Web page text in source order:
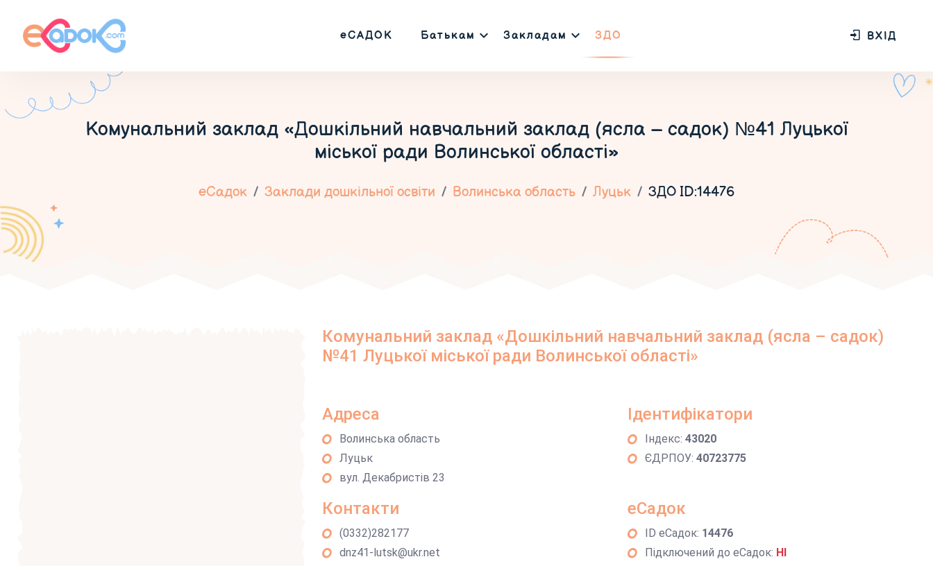
еСАДОК Батькам Закладам ЗДО ВХІД
Комунальний заклад «Дошкільний навчальний заклад (ясла – садок) №41 Луцької
міської ради Волинської області»
еСадок Заклади дошкільної освіти Волинська область Луцьк ЗДО ID:14476
Комунальний заклад «Дошкільний навчальний заклад (ясла – садок)
№41 Луцької міської ради Волинської області»
Адреса
Волинська область
Луцьк
вул. Декабристів 23
Ідентифікатори
Індекс: 43020
ЄДРПОУ: 40723775
Контакти
(0332)282177
dnz41-lutsk@ukr.net
еСадок
ID еСадок: 14476
Підключений до еСадок: НІ